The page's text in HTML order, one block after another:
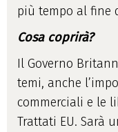
più tempo al fine
Cosa coprirà?
Il Governo
temi, anche
commerciali e le
Trattati EU. Sarà